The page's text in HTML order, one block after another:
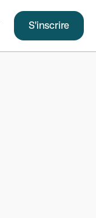
S'inscrire